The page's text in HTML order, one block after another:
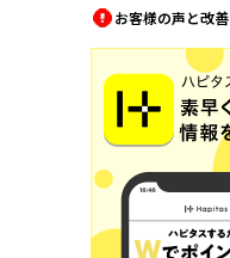
お客様の声と改善